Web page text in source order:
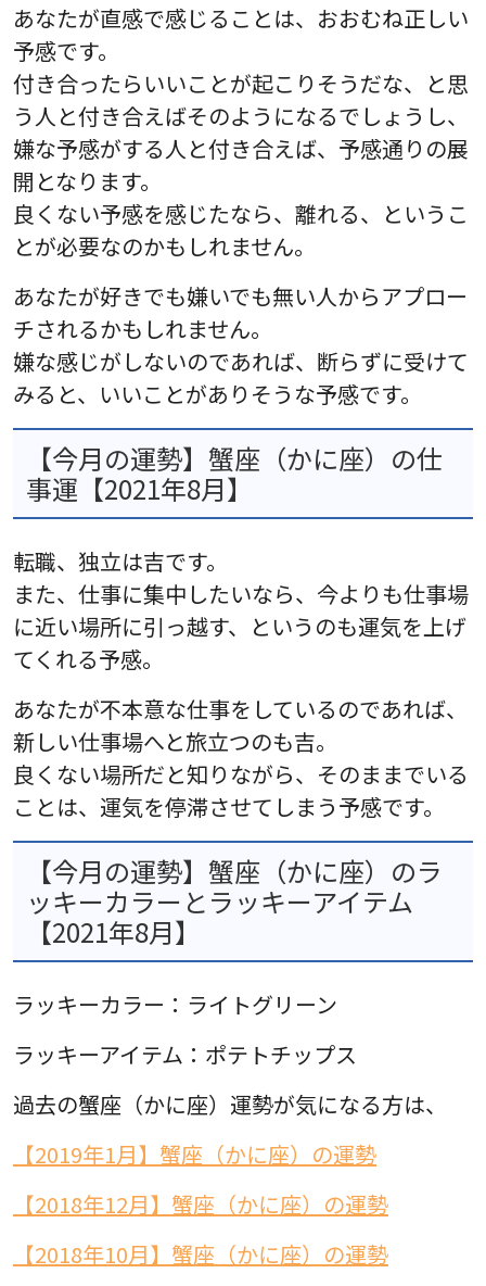
あなたが直感で感じることは、おおむね正しい
予感です。
付き合ったらいいことが起こりそうだな、と思
う人と付き合えばそのようになるでしょうし、
嫌な予感がする人と付き合えば、予感通りの展
開となります。
良くない予感を感じたなら、離れる、というこ
とが必要なのかもしれません。
あなたが好きでも嫌いでも無い人からアプロー
チされるかもしれません。
嫌な感じがしないのであれば、断らずに受けて
みると、いいことがありそうな予感です。
【今月の運勢】蟹座（かに座）の仕
事運【2021年8月】
転職、独立は吉です。
また、仕事に集中したいなら、今よりも仕事場
に近い場所に引っ越す、というのも運気を上げ
てくれる予感。
あなたが不本意な仕事をしているのであれば、
新しい仕事場へと旅立つのも吉。
良くない場所だと知りながら、そのままでいる
ことは、運気を停滞させてしまう予感です。
【今月の運勢】蟹座（かに座）のラ
ッキーカラーとラッキーアイテム
【2021年8月】
ラッキーカラー：ライトグリーン
ラッキーアイテム：ポテトチップス
過去の蟹座（かに座）運勢が気になる方は、
【2019年1月】蟹座（かに座）の運勢
【2018年12月】蟹座（かに座）の運勢
【2018年10月】蟹座（かに座）の運勢